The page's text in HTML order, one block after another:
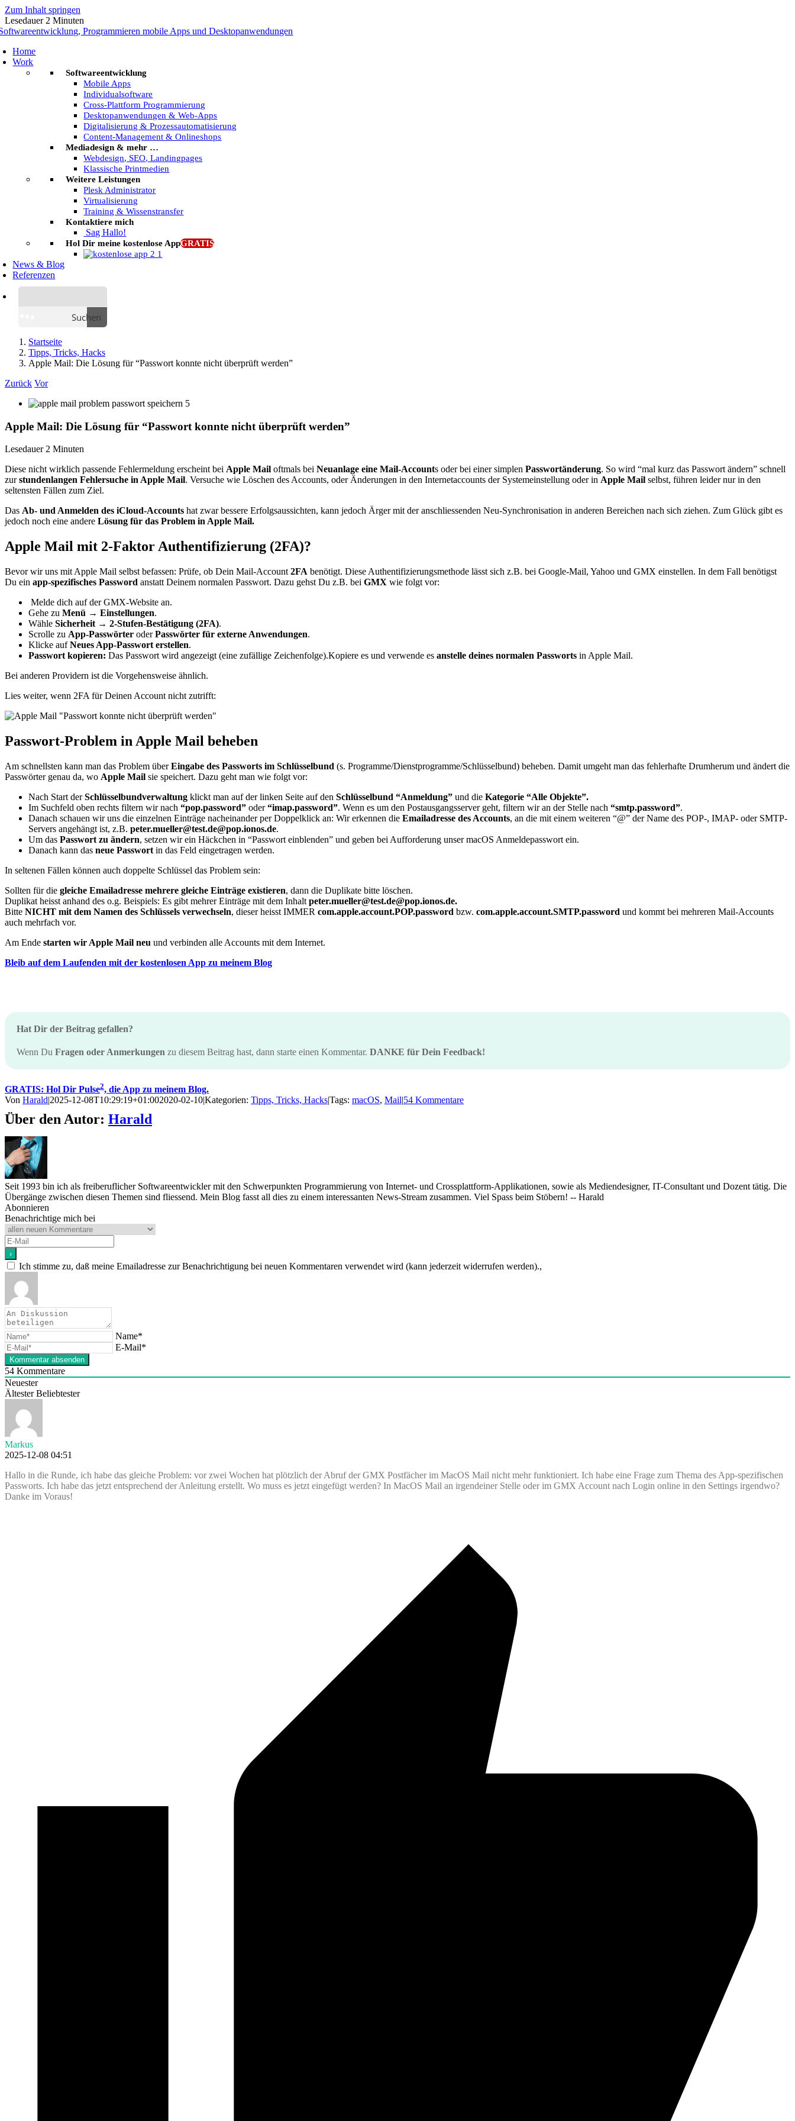
Zum Inhalt springen
Lesedauer 2 Minuten
Home
Work
Softwareentwicklung
Mobile Apps
Individualsoftware
Cross-Plattform Programmierung
Desktopanwendungen & Web-Apps
Digitalisierung & Prozessautomatisierung
Content-Management & Onlineshops
Mediadesign & mehr …
Webdesign, SEO, Landingpages
Klassische Printmedien
Weitere Leistungen
Plesk Administrator
Virtualisierung
Training & Wissenstransfer
Kontaktiere mich
Sag Hallo!
Hol Dir meine kostenlose AppGRATIS
News & Blog
Referenzen
Suchen
Startseite
Tipps, Tricks, Hacks
Apple Mail: Die Lösung für “Passwort konnte nicht überprüft werden”
Zurück Vor
Apple Mail: Die Lösung für “Passwort konnte nicht überprüft werden”
Lesedauer 2 Minuten
Diese nicht wirklich passende Fehlermeldung erscheint bei Apple Mail oftmals bei Neuanlage eine Mail-Accounts oder bei einer simplen Passwortänderung. So wird “mal kurz das Passwort ändern” schnell
zurstundenlangen Fehlersuche in Apple Mail. Versuche wie Löschen des Accounts, oder Änderungen in den Internetaccounts der Systemeinstellung oder in Apple Mail selbst, führen leider nur in den
seltensten Fällen zum Ziel.
Das Ab- und Anmelden des iCloud-Accounts hat zwar bessere Erfolgsaussichten, kann jedoch Ärger mit der anschliessenden Neu-Synchronisation in anderen Bereichen nach sich ziehen. Zum Glück gibt es
jedoch noch eine andere Lösung für das Problem in Apple Mail.
Apple Mail mit 2-Faktor Authentifizierung (2FA)?
Bevor wir uns mit Apple Mail selbst befassen: Prüfe, ob Dein Mail-Account 2FA benötigt. Diese Authentifizierungsmethode lässt sich z.B. bei Google-Mail, Yahoo und GMX einstellen. In dem Fall benötigst
Du ein app-spezifisches Password anstatt Deinem normalen Passwort. Dazu gehst Du z.B. bei GMX wie folgt vor:
Melde dich auf der GMX-Website an.
Gehe zu Menü → Einstellungen.
Wähle Sicherheit → 2-Stufen-Bestätigung (2FA).
Scrolle zu App-Passwörter oderPasswörter für externe Anwendungen.
Klicke aufNeues App-Passwort erstellen.
Passwort kopieren: Das Passwort wird angezeigt (eine zufällige Zeichenfolge).Kopiere es und verwende es anstelle deines normalen Passworts in Apple Mail.
Bei anderen Providern ist die Vorgehensweise ähnlich.
Lies weiter, wenn 2FA für Deinen Account nicht zutrifft:
Passwort-Problem in Apple Mail beheben
Am schnellsten kann man das Problem überEingabe des Passworts im Schlüsselbund (s. Programme/Dienstprogramme/Schlüsselbund) beheben. Damit umgeht man das fehlerhafte Drumherum und ändert die
Passwörter genau da, wo Apple Mail sie speichert. Dazu geht man wie folgt vor:
Nach Start derSchlüsselbundverwaltung klickt man auf der linken Seite auf den Schlüsselbund “Anmeldung” und die Kategorie “Alle Objekte”.
Im Suchfeld oben rechts filtern wir nach “pop.password” oder“imap.password”. Wenn es um den Postausgangsserver geht, filtern wir an der Stelle nach “smtp.password”.
Danach schauen wir uns die einzelnen Einträge nacheinander per Doppelklick an: Wir erkennen die Emailadresse des Accounts, an die mit einem weiteren “@” der Name des POP-, IMAP- oder SMTP-
Servers angehängt ist, z.B. peter.mueller@test.de@pop.ionos.de.
Um das Passwort zu ändern, setzen wir ein Häckchen in “Passwort einblenden” und geben bei Aufforderung unser macOS Anmeldepasswort ein.
Danach kann das neue Passwort in das Feld eingetragen werden.
In seltenen Fällen können auch doppelte Schlüssel das Problem sein:
Sollten für die gleiche Emailadresse mehrere gleiche Einträge existieren, dann die Duplikate bitte löschen.
Duplikat heisst anhand des o.g. Beispiels: Es gibt mehrer Einträge mit dem Inhalt peter.mueller@test.de@pop.ionos.de.
Bitte NICHT mit dem Namen des Schlüssels verwechseln, dieser heisst IMMER com.apple.account.POP.password bzw. com.apple.account.SMTP.password und kommt bei mehreren Mail-Accounts
auch mehrfach vor.
Am Ende starten wir Apple Mail neu und verbinden alle Accounts mit dem Internet.
Bleib auf dem Laufenden mit der kostenlosen App zu meinem Blog
Hat Dir der Beitrag gefallen?
Wenn Du Fragen oder Anmerkungen zu diesem Beitrag hast, dann starte einen Kommentar. DANKE für Dein Feedback!
GRATIS: Hol Dir Pulse2, die App zu meinem Blog.
Von Harald|2025-12-08T10:29:19+01:002020-02-10|Kategorien: Tipps, Tricks, Hacks|Tags: macOS, Mail|54 Kommentare
Über den Autor: Harald
Seit 1993 bin ich als freiberuflicher Softwareentwickler mit den Schwerpunkten Programmierung von Internet- und Crossplattform-Applikationen, sowie als Mediendesigner, IT-Consultant und Dozent tätig. Die
Übergänge zwischen diesen Themen sind fliessend. Mein Blog fasst all dies zu einem interessanten News-Stream zusammen. Viel Spass beim Stöbern! -- Harald
Abonnieren
Benachrichtige mich bei
Ich stimme zu, daß meine Emailadresse zur Benachrichtigung bei neuen Kommentaren verwendet wird (kann jederzeit widerrufen werden).,
Name*
E-Mail*
54 Kommentare
Neuester
Ältester Beliebtester
Markus
2025-12-08 04:51
Hallo in die Runde, ich habe das gleiche Problem: vor zwei Wochen hat plötzlich der Abruf der GMX Postfächer im MacOS Mail nicht mehr funktioniert. Ich habe eine Frage zum Thema des App-spezifischen
Passworts. Ich habe das jetzt entsprechend der Anleitung erstellt. Wo muss es jetzt eingefügt werden? In MacOS Mail an irgendeiner Stelle oder im GMX Account nach Login online in den Settings irgendwo?
Danke im Voraus!